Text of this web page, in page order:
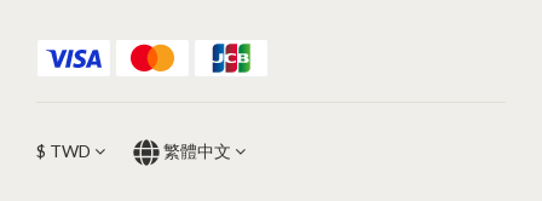
$ TWD 繁體中文